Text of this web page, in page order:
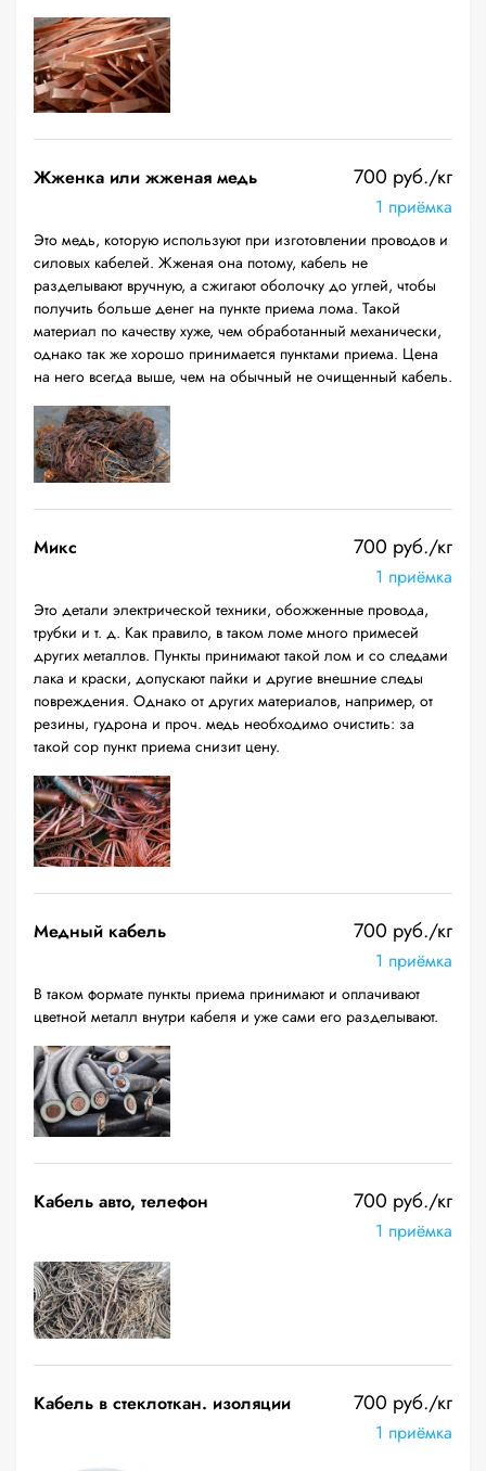
Жженка или жженая медь 700 руб./кг
1 приёмка
Это медь, которую используют при изготовлении проводов и
силовых кабелей. Жженая она потому, кабель не
разделывают вручную, а сжигают оболочку до углей, чтобы
получить больше денег на пункте приема лома. Такой
материал по качеству хуже, чем обработанный механически,
однако так же хорошо принимается пунктами приема. Цена
на него всегда выше, чем на обычный не очищенный кабель.
Микс 700 руб./кг
1 приёмка
Это детали электрической техники, обожженные провода,
трубки и т. д. Как правило, в таком ломе много примесей
других металлов. Пункты принимают такой лом и со следами
лака и краски, допускают пайки и другие внешние следы
повреждения. Однако от других материалов, например, от
резины, гудрона и проч. медь необходимо очистить: за
такой сор пункт приема снизит цену.
Медный кабель 700 руб./кг
1 приёмка
В таком формате пункты приема принимают и оплачивают
цветной металл внутри кабеля и уже сами его разделывают.
Кабель авто, телефон 700 руб./кг
1 приёмка
Кабель в стеклоткан. изоляции 700 руб./кг
1 приёмка